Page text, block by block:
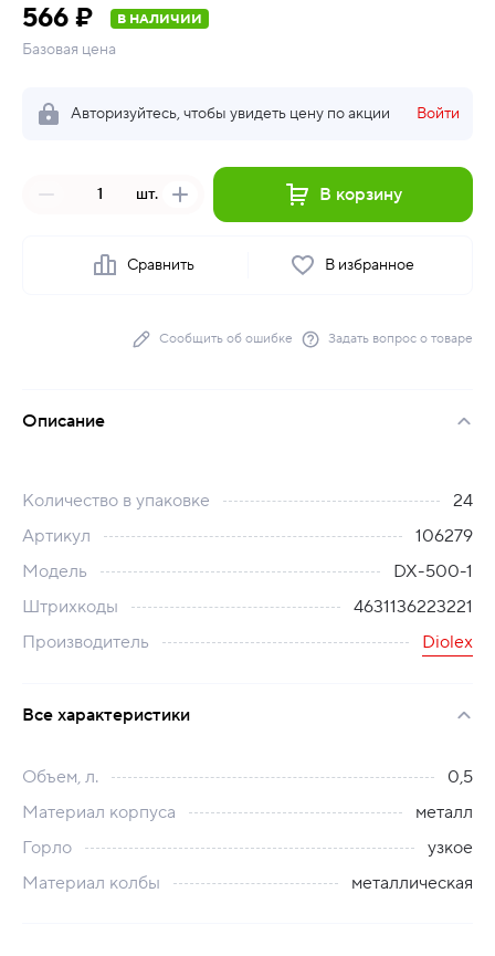
566 ₽ В НАЛИЧИИ
Базовая цена
Авторизуйтесь, чтобы увидеть цену по акции Войти
шт. В корзину
Сравнить В избранное
Сообщить об ошибке Задать вопрос о товаре
Описание
Количество в упаковке
24
Артикул
106279
Модель
DX-500-1
Штрихкоды
4631136223221
Производитель
Diolex
Все характеристики
Объем, л.
0,5
Материал корпуса
металл
Горло
узкое
Материал колбы
металлическая